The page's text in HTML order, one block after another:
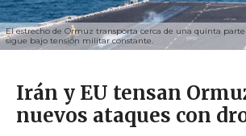
El estrecho de Ormuz transporta cerca de una quinta
sigue bajo tensión militar constante.
Irán y EU tensan
nuevos ataques con